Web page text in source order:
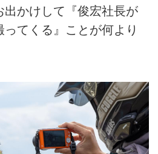
出かけして『俊宏社長が
てくる』ことが何より